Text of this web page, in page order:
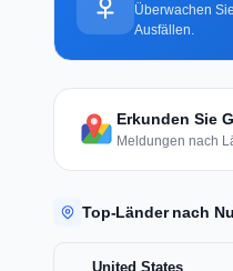
Überwachen
Ausfällen.
Erkunden Sie
Meldungen nach
Top-Länder nach
United States